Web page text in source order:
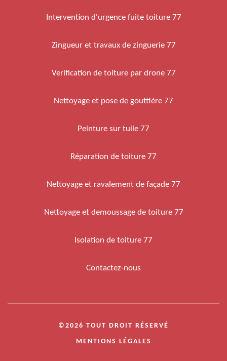
Intervention d'urgence fuite toiture 77
Zingueur et travaux de zinguerie 77
Verification de toiture par drone 77
Nettoyage et pose de gouttière 77
Peinture sur tuile 77
Réparation de toiture 77
Nettoyage et ravalement de façade 77
Nettoyage et demoussage de toiture 77
Isolation de toiture 77
Contactez-nous
©2026 TOUT DROIT RÉSERVÉ
MENTIONS LÉGALES